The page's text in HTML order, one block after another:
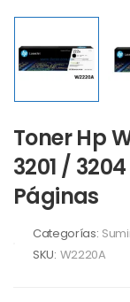
Toner Hp
3201 /
Páginas
Categorías:
SKU: W2220A